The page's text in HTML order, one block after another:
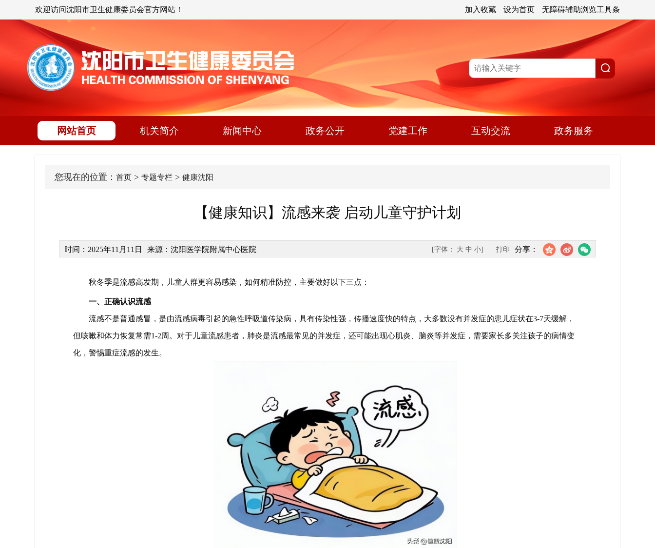
欢迎访问沈阳市卫生健康委员会官方网站！ 无障碍辅助浏览工具条
设为首页
加入收藏
网站首页 机关简介 新闻中心 政务公开 党建工作 互动交流 政务服务
您现在的位置： 首页 > 专题专栏 > 健康沈阳
【健康知识】流感来袭 启动儿童守护计划
时间：2025年11月11日 来源：沈阳医学院附属中心医院 分享：
[字体： 大 中 小] 打印
秋冬季是流感高发期，儿童人群更容易感染，如何精准防控，主要做好以下三点：
一、正确认识流感
流感不是普通感冒，是由流感病毒引起的急性呼吸道传染病，具有传染性强，传播速度快的特点，大多数没有并发症的患儿症状在3-7天缓解，
但咳嗽和体力恢复常需1-2周。对于儿童流感患者，肺炎是流感最常见的并发症，还可能出现心肌炎、脑炎等并发症，需要家长多关注孩子的病情变
化，警惕重症流感的发生。